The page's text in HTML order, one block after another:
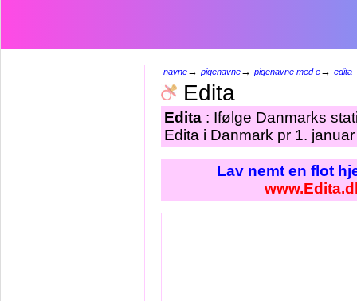
navne→ pigenavne→ pigenavne med e→ edita
Edita
Edita : Ifølge Danmarks
Edita i Danmark pr 1.
Lav nemt en flot